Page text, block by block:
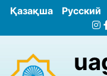
Қазақша Русский